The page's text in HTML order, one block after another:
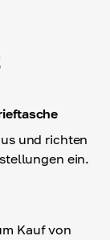
und richten
ein.
Kauf von